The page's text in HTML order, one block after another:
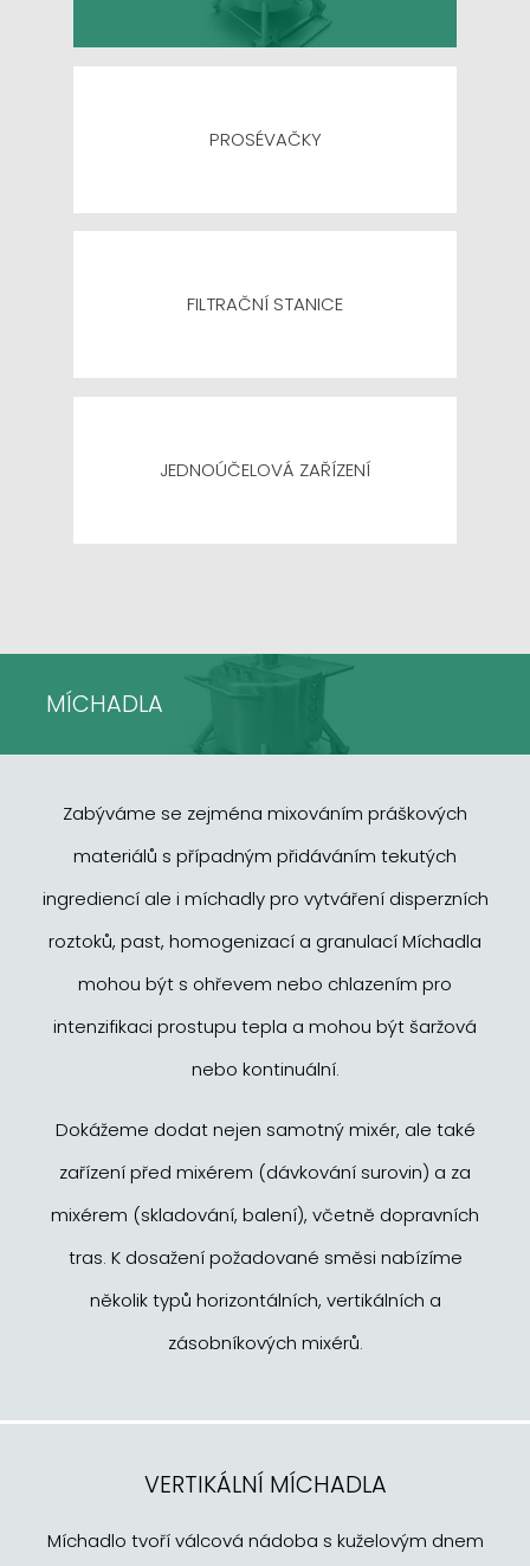
PROSÉVAČKY
FILTRAČNÍ STANICE
JEDNOÚČELOVÁ ZAŘÍZENÍ
MÍCHADLA
Zabýváme se zejména mixováním práškových
materiálů s případným přidáváním tekutých
ingrediencí ale i míchadly pro vytváření disperzních
roztoků, past, homogenizací a granulací Míchadla
mohou být s ohřevem nebo chlazením pro
intenzifikaci prostupu tepla a mohou být šaržová
nebo kontinuální.
Dokážeme dodat nejen samotný mixér, ale také
zařízení před mixérem (dávkování surovin) a za
mixérem (skladování, balení), včetně dopravních
tras. K dosažení požadované směsi nabízíme
několik typů horizontálních, vertikálních a
zásobníkových mixérů.
VERTIKÁLNÍ MÍCHADLA
Míchadlo tvoří válcová nádoba s kuželovým dnem